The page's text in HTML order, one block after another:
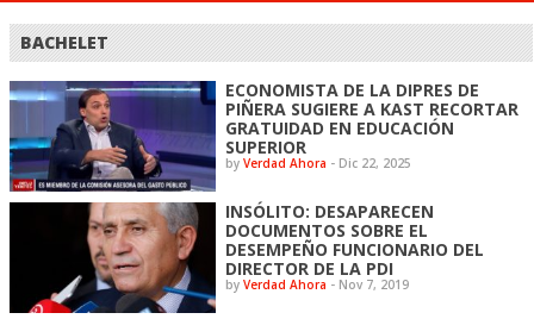
BACHELET
ECONOMISTA DE LA DIPRES DE
PIÑERA SUGIERE A KAST RECORTAR
GRATUIDAD EN EDUCACIÓN
SUPERIOR
byVerdad Ahora - Dic 22, 2025
INSÓLITO: DESAPARECEN
DOCUMENTOS SOBRE EL
DESEMPEÑO FUNCIONARIO DEL
DIRECTOR DE LA PDI
byVerdad Ahora - Nov 7, 2019